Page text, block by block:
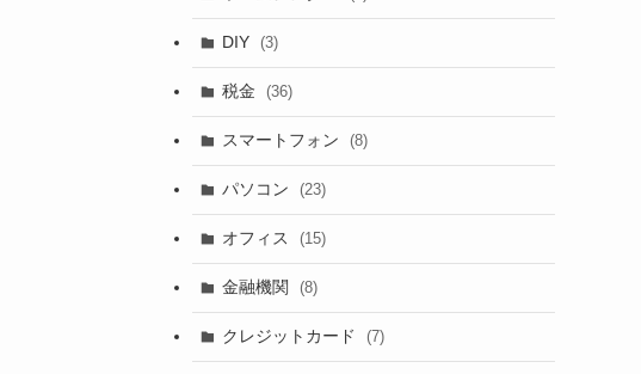
DIY (3)
税金 (36)
スマートフォン (8)
パソコン (23)
オフィス (15)
金融機関 (8)
クレジットカード (7)